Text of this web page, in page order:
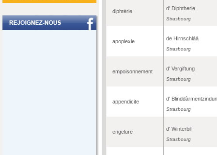
diphtérie d' Diphtherie
Strasbourg
apoplexie de Hirnschlàà
Strasbourg
empoisonnement d' Vergiftung
Strasbourg
appendicite d'
Strasbourg
engelure d' Winterbil
Strasbourg